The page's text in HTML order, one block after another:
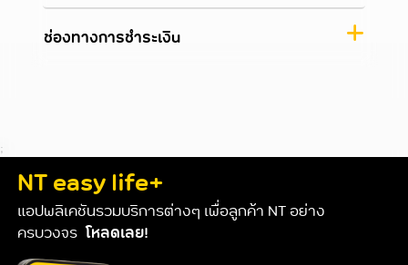
ช่องทางการชำระเงิน
;
NT easy life+
แอปพลิเคชันรวมบริการต่างๆ เพื่อลูกค้า NT อย่าง
ครบวงจร โหลดเลย!